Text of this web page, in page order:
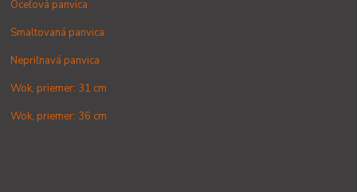
Oceľová panvica
Smaltovaná panvica
Nepriľnavá panvica
Wok, priemer: 31 cm
Wok, priemer: 36 cm